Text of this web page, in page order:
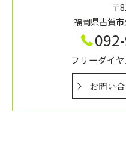
〒
福岡県古賀
フリーダイ
お問い